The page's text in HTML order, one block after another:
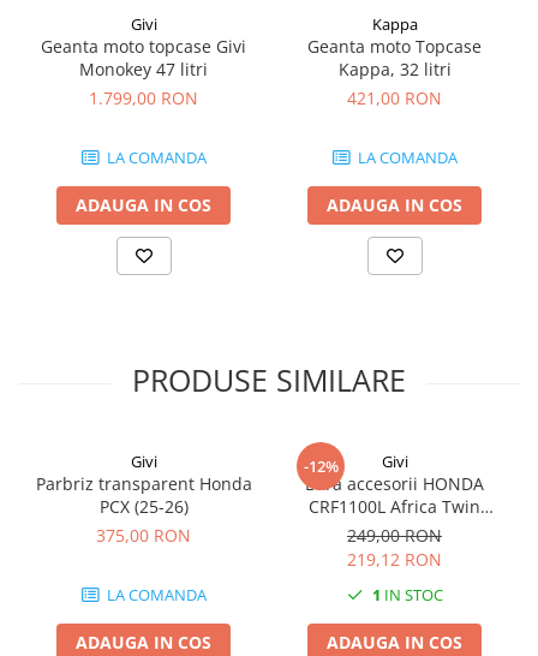
Givi
Geanta moto topcase Givi
Monokey 47 litri
1.799,00 RON
LA COMANDA
ADAUGA IN COS
Kappa
Geanta moto Topcase
Kappa, 32 litri
421,00 RON
LA COMANDA
ADAUGA IN COS
PRODUSE SIMILARE
Givi
Parbriz transparent Honda
PCX (25-26)
375,00 RON
LA COMANDA
ADAUGA IN COS
-12% Givi
Bara accesorii HONDA
CRF1100L Africa Twin
Adventure Sports (20 - 23)
CRF1100L Africa Twin
Adventure Sports (24)
CRF1100L AFRICA TWIN (24)
CRF1100L Africa Twin (20 -
23)
249,00 RON
219,12 RON
1 IN STOC
ADAUGA IN COS